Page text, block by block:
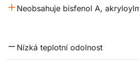
Neobsahuje bisfenol A,
Nízká teplotní odolnost